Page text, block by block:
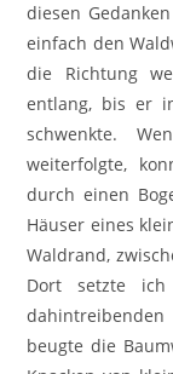
diesen
einfach den
die Richtung
entlang, bis er
schwenkte.
weiterfolgte,
durch einen
Häuser eines
Waldrand,
Dort setzte
beugte die